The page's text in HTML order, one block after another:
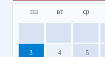
пн вт ср
3 4 5